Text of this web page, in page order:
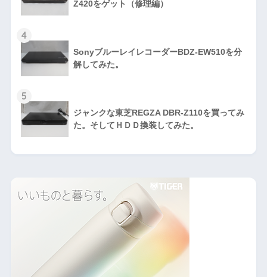
Z420をゲット（修理編）
4
SonyブルーレイレコーダーBDZ-EW510を分
解してみた。
5
ジャンクな東芝REGZA DBR-Z110を買ってみ
た。そしてＨＤＤ換装してみた。